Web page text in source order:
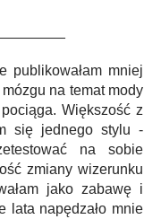
publikowałam mniej
mózgu na temat mody
Większość z
się jednego stylu -
na sobie
zmiany wizerunku
jako zabawę i
lata napędzało mnie